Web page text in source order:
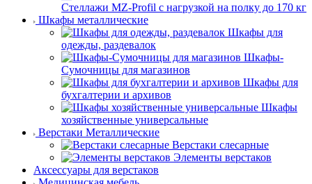
Стеллажи MZ-Profil с нагрузкой на полку до 170 кг
Шкафы металлические
Шкафы для
одежды, раздевалок
Шкафы-
Сумочницы для магазинов
Шкафы для
бухгалтерии и архивов
Шкафы
хозяйственные универсальные
Верстаки Металлические
Верстаки слесарные
Элементы верстаков
Аксессуары для верстаков